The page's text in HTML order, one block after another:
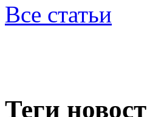
Все статьи
Теги